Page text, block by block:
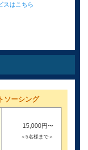
スはこちら
ソーシング
15,000円〜
＜5名様まで＞